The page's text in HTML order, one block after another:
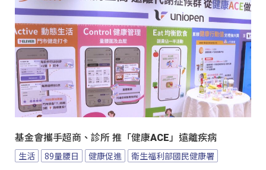
基金會攜手超商、診所 推「健康ACE」遠離疾病
生活 89量腰日 健康促進 衛生福利部國民健康署